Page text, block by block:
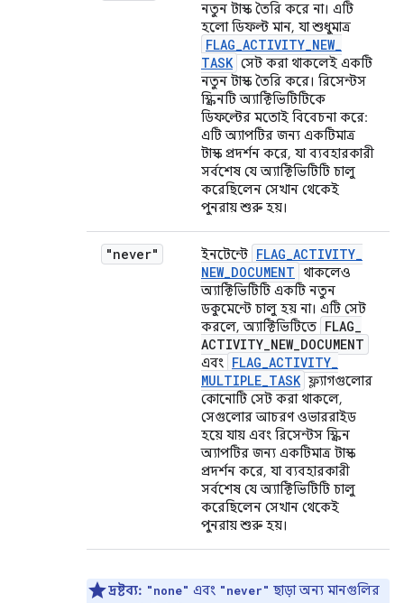
নতুন টাস্ক তৈরি করে না। এটি
হলো ডিফল্ট মান, যা শুধুমাত্র
FLAG_ACTIVITY_NEW_
TASK সেট করা থাকলেই একটি
নতুন টাস্ক তৈরি করে। রিসেন্টস
স্ক্রিনটি অ্যাক্টিভিটিটিকে
ডিফল্টের মতোই বিবেচনা করে:
এটি অ্যাপটির জন্য একটিমাত্র
টাস্ক প্রদর্শন করে, যা ব্যবহারকারী
সর্বশেষ যে অ্যাক্টিভিটিটি চালু
করেছিলেন সেখান থেকেই
পুনরায় শুরু হয়।
"never" ইনটেন্টে FLAG_ACTIVITY_
NEW_DOCUMENT
থাকলেও
অ্যাক্টিভিটিটি একটি নতুন
ডকুমেন্টে চালু হয় না। এটি সেট
করলে, অ্যাক্টিভিটিতে FLAG_
ACTIVITY_NEW_DOCUMENT
এবং FLAG_ACTIVITY_
MULTIPLE_TASK ফ্ল্যাগগুলোর
কোনোটি সেট করা থাকলে,
সেগুলোর আচরণ ওভাররাইড
হয়ে যায় এবং রিসেন্টস স্ক্রিন
অ্যাপটির জন্য একটিমাত্র টাস্ক
প্রদর্শন করে, যা ব্যবহারকারী
সর্বশেষ যে অ্যাক্টিভিটিটি চালু
করেছিলেন সেখান থেকেই
পুনরায় শুরু হয়।
দ্রষ্টব্য: "none" এবং "never" ছাড়া অন্য মানগুলির